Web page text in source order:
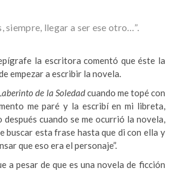
siempre, llegar a ser ese otro…”.
la escritora comentó que éste la
empezar a escribir la novela.
de la Soledadcuando me topé con
me paré y la escribí en mi libreta,
después cuando se me ocurrió la novela,
buscar esta frase hasta que di con ella y
que eso era el personaje”.
a pesar de que es una novela de ficción